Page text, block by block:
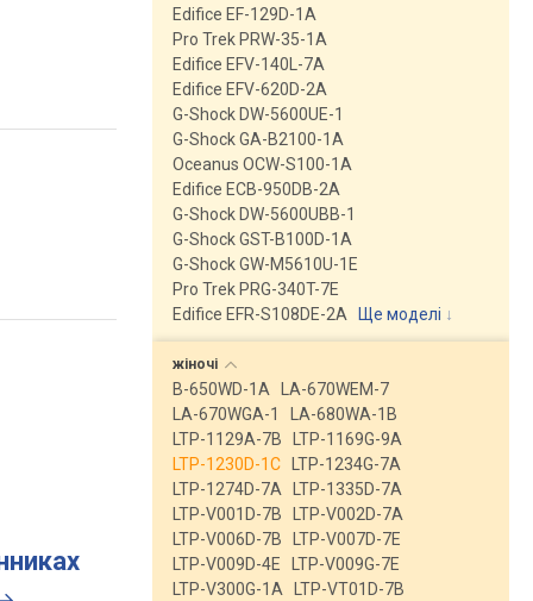
Edifice EF-129D-1A
Pro Trek PRW-35-1A
Edifice EFV-140L-7A
Edifice EFV-620D-2A
G-Shock DW-5600UE-1
G-Shock GA-B2100-1A
Oceanus OCW-S100-1A
Edifice ECB-950DB-2A
G-Shock DW-5600UBB-1
G-Shock GST-B100D-1A
G-Shock GW-M5610U-1E
Pro Trek PRG-340T-7E
Edifice EFR-S108DE-2A
Ще моделі ↓
жіночі
B-650WD-1A
LA-670WEM-7
LA-670WGA-1
LA-680WA-1B
LTP-1129A-7B
LTP-1169G-9A
LTP-1230D-1C
LTP-1234G-7A
LTP-1274D-7A
LTP-1335D-7A
LTP-V001D-7B
LTP-V002D-7A
LTP-V006D-7B
LTP-V007D-7E
LTP-V009D-4E
LTP-V009G-7E
LTP-V300G-1A
LTP-VT01D-7B